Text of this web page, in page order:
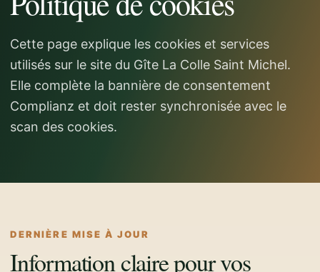
Cette page explique les cookies et services
utilisés sur le site du Gîte La Colle Saint Michel.
Elle complète la bannière de consentement
Complianz et doit rester synchronisée avec le
scan des cookies.
DERNIÈRE MISE À JOUR
Information claire pour vos